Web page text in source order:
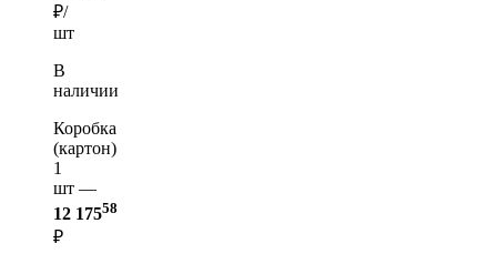
₽/
шт
В
наличии
Коробка
(картон)
1
шт —
12 17558
₽